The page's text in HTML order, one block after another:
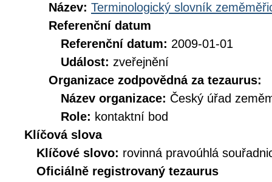
Název: Terminologický slovník
Referenční datum
Referenční datum: 2009-01-01
Událost: zveřejnění
Organizace zodpovědná za tezaurus:
Název organizace: Český úřad
Role: kontaktní bod
Klíčová slova
Klíčové slovo: rovinná pravoúhlá
Oficiálně registrovaný tezaurus